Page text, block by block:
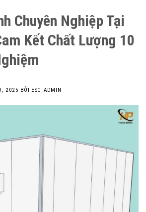
Chuyên Nghiệp Tại
Kết Chất Lượng 10
2025 BỞI ESC_ADMIN